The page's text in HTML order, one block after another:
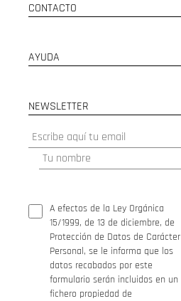
CONTACTO
AYUDA
NEWSLETTER
A efectos de la Ley Orgánica
15/1999, de 13 de diciembre, de
Protección de Datos de Carácter
Personal, se le informa que los
datos recabados por este
formulario serán incluidos en un
fichero propiedad de